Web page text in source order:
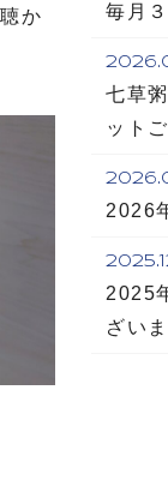
か 毎月
七草
ット
2026
2025
ざい